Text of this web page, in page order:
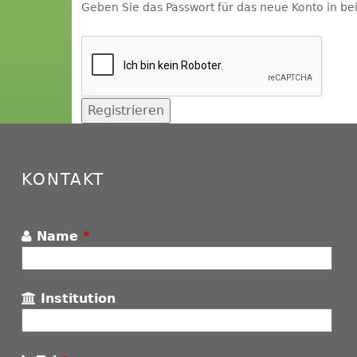
Geben Sie das Passwort für das neue Konto in
KONTAKT
Name *
Institution